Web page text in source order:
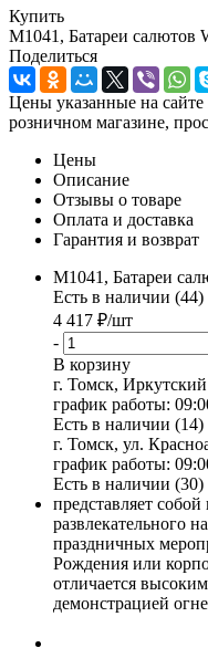
Купить
M1041, Батареи салютов
Поделиться
Цены указанные на сайте
розничном магазине,
Цены
Описание
Отзывы о товаре
Оплата и доставка
Гарантия и возврат
M1041, Батареи
Есть в наличии (44)
4 417 ₽/шт
-
В корзину
г. Томск, Иркутский
график работы:
Есть в наличии (14)
г. Томск, ул.
график работы:
Есть в наличии (30)
представляет
развлекательного
праздничных
Рождения или
отличается
демонстрацией